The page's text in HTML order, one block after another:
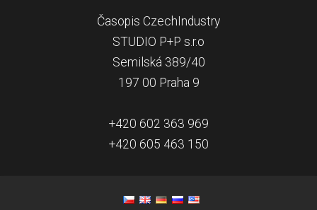
Časopis CzechIndustry
STUDIO P+P s.r.o
Semilská 389/40
197 00 Praha 9
+420 602 363 969
+420 605 463 150